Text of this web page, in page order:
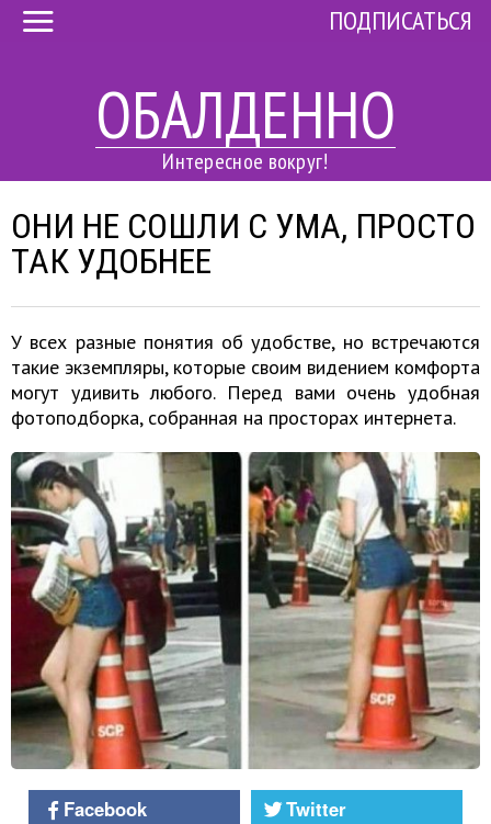
ОБАЛДЕННО
Интересное вокруг!
ПОДПИСАТЬСЯ
ОНИ НЕ СОШЛИ С УМА, ПРОСТО
ТАК УДОБНЕЕ
У всех разные понятия об удобстве, но встречаются
такие экземпляры, которые своим видением комфорта
могут удивить любого. Перед вами очень удобная
фотоподборка, собранная на просторах интернета.
Facebook
Twitter